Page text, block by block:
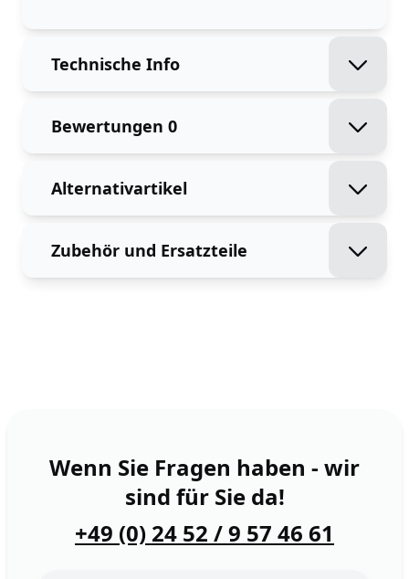
Technische Info
Bewertungen 0
Alternativartikel
Zubehör und Ersatzteile
Wenn Sie Fragen haben - wir
sind für Sie da!
+49 (0) 24 52 / 9 57 46 61